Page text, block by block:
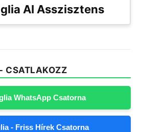
AI Asszisztens
CSATLAKOZZ
WhatsApp Csatorna
- Friss Hírek Csatorna